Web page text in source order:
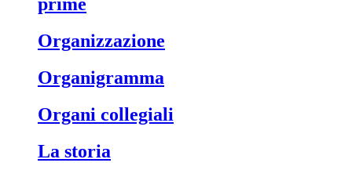
prime
organizzazione
organigramma
organi collegiali
la storia